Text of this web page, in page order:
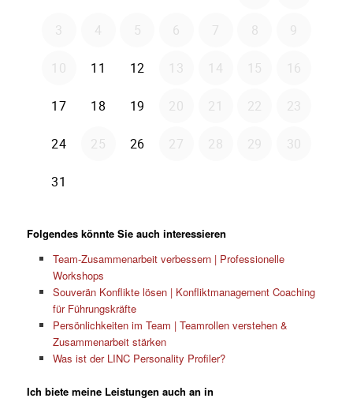
Folgendes könnte Sie auch interessieren
Team-Zusammenarbeit verbessern | Professionelle
Workshops
Souverän Konflikte lösen | Konfliktmanagement Coaching
für Führungskräfte
Persönlichkeiten im Team | Teamrollen verstehen &
Zusammenarbeit stärken
Was ist der LINC Personality Profiler?
Ich biete meine Leistungen auch an in